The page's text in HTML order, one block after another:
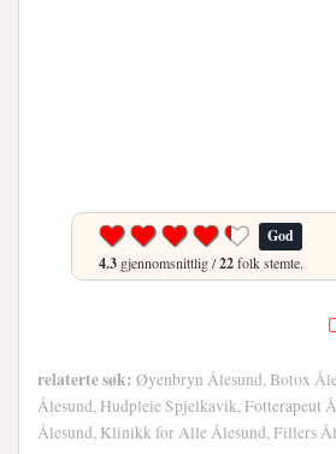
God
4.3 gjennomsnittlig /22folk stemte.
relaterte søk: Øyenbryn Ålesund, Botox
Ålesund, Hudpleie Spjelkavik, Fotterapeut
Ålesund, Klinikk for Alle Ålesund, Fillers